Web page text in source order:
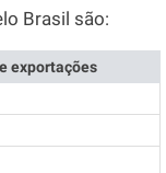
Brasil são:
exportações